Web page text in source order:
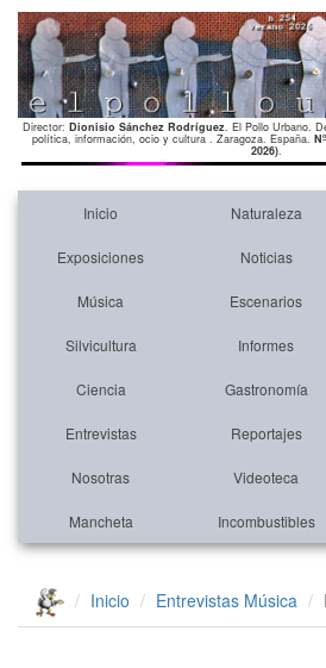
Director: Dionisio Sánchez Rodríguez. El Pollo Urbano.
política, información, ocio y cultura . Zaragoza. España.
2026).
Inicio Naturaleza
Exposiciones Noticias
Música Escenarios
Silvicultura Informes
Ciencia Gastronomía
Entrevistas Reportajes
Nosotras Videoteca
Mancheta Incombustibles
Inicio Entrevistas Música